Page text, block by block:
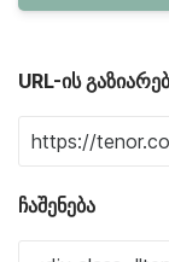
URL-ის
ჩაშენება